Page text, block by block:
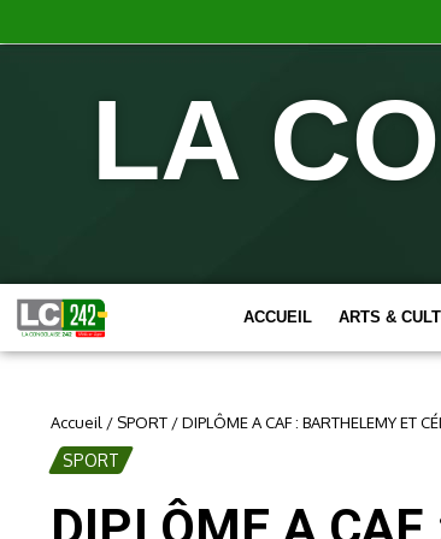
LA
ACCUEIL ARTS &
Accueil / SPORT /DIPLÔME A CAF : BARTHELEMY ET
SPORT
DIPLÔME A CAF